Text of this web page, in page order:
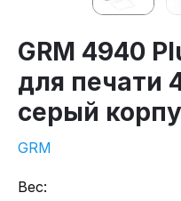
GRM 4940
для печати
серый
GRM
Вес: